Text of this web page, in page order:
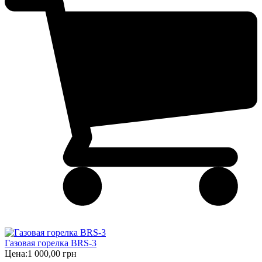
Газовая горелка BRS-3
Цена:1 000,00 грн